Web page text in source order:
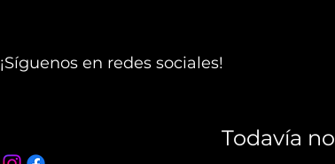
Todavía
¡Síguenos en redes sociales!